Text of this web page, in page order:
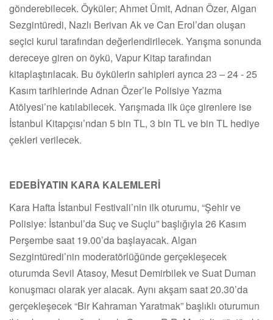
gönderebilecek. Öyküler; Ahmet Ümit, Adnan Özer, Algan
Sezgintüredi, Nazlı Berivan Ak ve Can Erol’dan oluşan
seçici kurul tarafından değerlendirilecek. Yarışma sonunda
dereceye giren on öykü, Vapur Kitap tarafından
kitaplaştırılacak. Bu öykülerin sahipleri ayrıca 23 – 24 - 25
Kasım tarihlerinde Adnan Özer’le Polisiye Yazma
Atölyesi’ne katılabilecek. Yarışmada ilk üçe girenlere ise
İstanbul Kitapçısı’ndan 5 bin TL, 3 bin TL ve bin TL hediye
çekleri verilecek.
EDEBİYATIN KARA KALEMLERİ
Kara Hafta İstanbul Festivali’nin ilk oturumu, “Şehir ve
Polisiye: İstanbul’da Suç ve Suçlu” başlığıyla 26 Kasım
Perşembe saat 19.00’da başlayacak. Algan
Sezgintüredi’nin moderatörlüğünde gerçekleşecek
oturumda Sevil Atasoy, Mesut Demirbilek ve Suat Duman
konuşmacı olarak yer alacak. Aynı akşam saat 20.30’da
gerçekleşecek “Bir Kahraman Yaratmak” başlıklı oturumun